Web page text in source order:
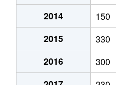
2014
150
2015
330
2016
300